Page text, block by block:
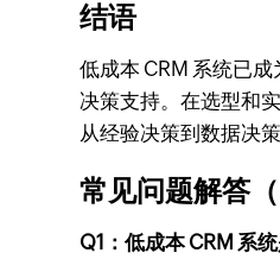
结语
低成本 CRM 系统已
决策支持。在选型和
从经验决策到数据决
常见问题解答（
Q1：低成本 CRM 系